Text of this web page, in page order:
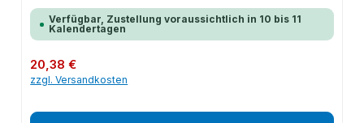
Verfügbar, Zustellung voraussichtlich in 10 bis 11
Kalendertagen
Regulärer Preis:
20,38 €
zzgl. Versandkosten